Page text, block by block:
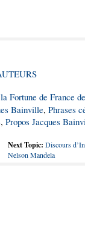
Fortune de France
Bainville, Phrases
, Propos Jacques
Next Topic: Discours
Nelson Mandela